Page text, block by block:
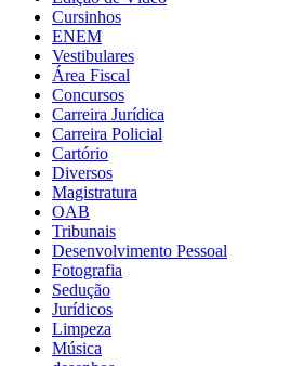
Cursinhos
ENEM
Vestibulares
Área Fiscal
Concursos
Carreira Jurídica
Carreira Policial
Cartório
Diversos
Magistratura
OAB
Tribunais
Desenvolvimento Pessoal
Fotografia
Sedução
Jurídicos
Limpeza
Música